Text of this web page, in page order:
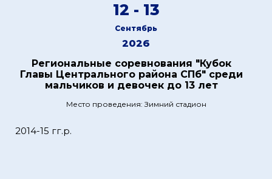
12 - 13
Сентябрь
2026
Региональные соревнования "Кубок
Главы Центрального района СПб" среди
мальчиков и девочек до 13 лет
Место проведения: Зимний стадион
2014-15 гг.р.